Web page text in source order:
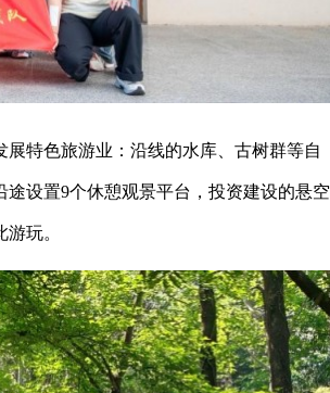
特色旅游业：沿线的水库、古树群等自
设置9个休憩观景平台，投资建设的悬空
玩。